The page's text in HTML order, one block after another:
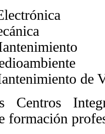
de
Centros
formación